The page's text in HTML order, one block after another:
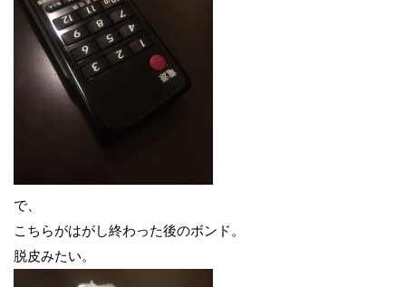
で、
こちらがはがし終わった後のボンド。
脱皮みたい。